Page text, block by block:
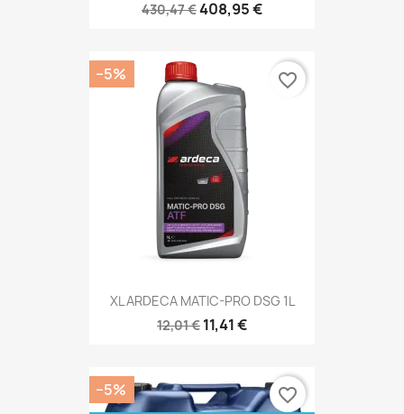
430,47 €408,95 €
XL ARDECA MATIC-PRO DSG 1L
12,01 € 11,41 €
−5% favorite_border
−5%
favorite_border